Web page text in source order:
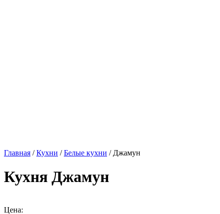
Главная /Кухни /Белые кухни / Джамун
Кухня Джамун
Цена: